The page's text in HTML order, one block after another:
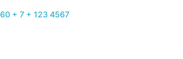
60 + 7 + 123 4567